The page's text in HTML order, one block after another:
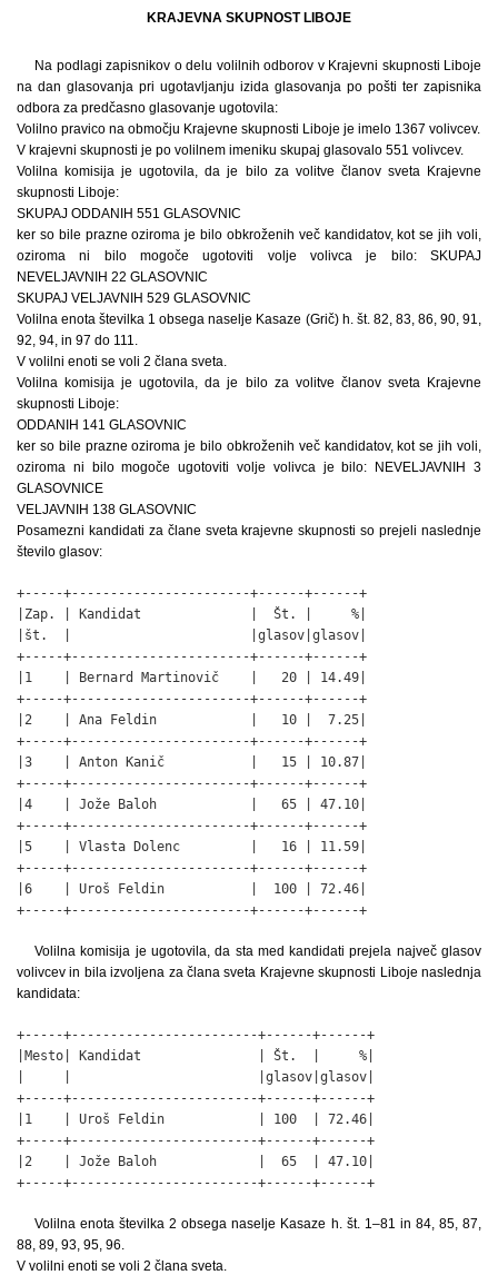
KRAJEVNA SKUPNOST LIBOJE
Na podlagi zapisnikov o delu volilnih odborov v Krajevni skupnosti Liboje
na dan glasovanja pri ugotavljanju izida glasovanja po pošti ter zapisnika
odbora za predčasno glasovanje ugotovila:
Volilno pravico na območju Krajevne skupnosti Liboje je imelo 1367 volivcev.
V krajevni skupnosti je po volilnem imeniku skupaj glasovalo 551 volivcev.
Volilna komisija je ugotovila, da je bilo za volitve članov sveta Krajevne
skupnosti Liboje:
SKUPAJ ODDANIH 551 GLASOVNIC
ker so bile prazne oziroma je bilo obkroženih več kandidatov, kot se jih voli,
oziroma ni bilo mogoče ugotoviti volje volivca je bilo: SKUPAJ
NEVELJAVNIH 22 GLASOVNIC
SKUPAJ VELJAVNIH 529 GLASOVNIC
Volilna enota številka 1 obsega naselje Kasaze (Grič) h. št. 82, 83, 86, 90, 91,
92, 94, in 97 do 111.
V volilni enoti se voli 2 člana sveta.
Volilna komisija je ugotovila, da je bilo za volitve članov sveta Krajevne
skupnosti Liboje:
ODDANIH 141 GLASOVNIC
ker so bile prazne oziroma je bilo obkroženih več kandidatov, kot se jih voli,
oziroma ni bilo mogoče ugotoviti volje volivca je bilo: NEVELJAVNIH 3
GLASOVNICE
VELJAVNIH 138 GLASOVNIC
Posamezni kandidati za člane sveta krajevne skupnosti so prejeli naslednje
število glasov:
+-----+-----------------------+------+------+
|Zap. | Kandidat              |  Št. |     %|
|št.  |                       |glasov|glasov|
+-----+-----------------------+------+------+
|1    | Bernard Martinovič    |   20 | 14.49|
+-----+-----------------------+------+------+
|2    | Ana Feldin            |   10 |  7.25|
+-----+-----------------------+------+------+
|3    | Anton Kanič           |   15 | 10.87|
+-----+-----------------------+------+------+
|4    | Jože Baloh            |   65 | 47.10|
+-----+-----------------------+------+------+
|5    | Vlasta Dolenc         |   16 | 11.59|
+-----+-----------------------+------+------+
|6    | Uroš Feldin           |  100 | 72.46|
+-----+-----------------------+------+------+
Volilna komisija je ugotovila, da sta med kandidati prejela največ glasov
volivcev in bila izvoljena za člana sveta Krajevne skupnosti Liboje naslednja
kandidata:
+-----+------------------------+------+------+
|Mesto| Kandidat               | Št.  |     %|
|     |                        |glasov|glasov|
+-----+------------------------+------+------+
|1    | Uroš Feldin            | 100  | 72.46|
+-----+------------------------+------+------+
|2    | Jože Baloh             |  65  | 47.10|
+-----+------------------------+------+------+
Volilna enota številka 2 obsega naselje Kasaze h. št. 1–81 in 84, 85, 87,
88, 89, 93, 95, 96.
V volilni enoti se voli 2 člana sveta.